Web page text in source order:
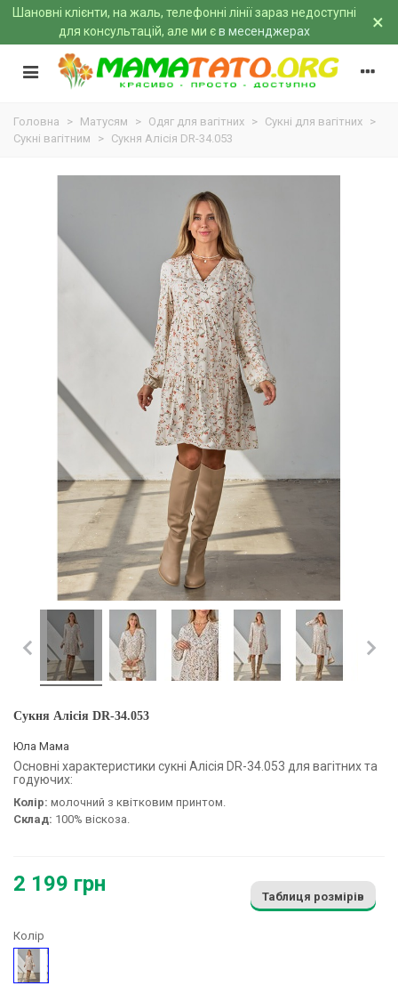
Шановні клієнти, на жаль, телефонні лінії зараз недоступні
для консультацій, але ми єв месенджерах ×
Головна > Матусям > Одяг для вагітних > Сукні для вагітних >
Сукні вагітним
> Сукня Алісія DR-34.053
Сукня Алісія DR-34.053
Юла Мама
Основні характеристики сукні Алісія DR-34.053 для вагітних та
годуючих:
Колір: молочний з квітковим принтом.
Склад: 100% віскоза.
2 199 грн
Таблиця розмірів
Колір
Малюнок